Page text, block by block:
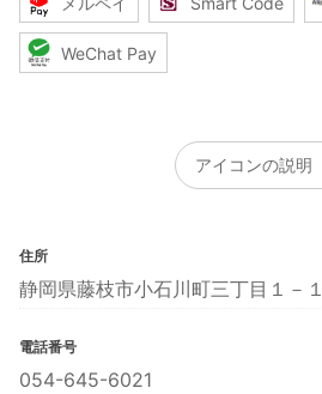
WeChat Pay
アイコンの説明
住所
静岡県藤枝市小石川町三丁目１－１
電話番号
054-645-6021